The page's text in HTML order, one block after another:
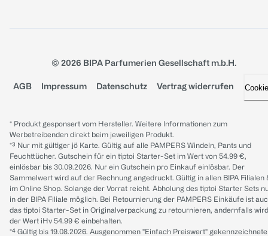
© 2026 BIPA Parfumerien Gesellschaft m.b.H.
AGB Impressum Datenschutz Vertrag widerrufen
* Produkt gesponsert vom Hersteller. Weitere Informationen zum
Werbetreibenden direkt beim jeweiligen Produkt.
*³ Nur mit gültiger jö Karte. Gültig auf alle PAMPERS Windeln, Pants und
Feuchttücher. Gutschein für ein tiptoi Starter-Set im Wert von 54.99 €,
einlösbar bis 30.09.2026. Nur ein Gutschein pro Einkauf einlösbar. Der
Sammelwert wird auf der Rechnung angedruckt. Gültig in allen BIPA Filialen
im Online Shop. Solange der Vorrat reicht. Abholung des tiptoi Starter Sets
in der BIPA Filiale möglich. Bei Retournierung der PAMPERS Einkäufe ist
das tiptoi Starter-Set in Originalverpackung zu retournieren, andernfalls wird
der Wert iHv 54.99 € einbehalten.
*⁴ Gültig bis 19.08.2026. Ausgenommen "Einfach Preiswert" gekennzeichnete